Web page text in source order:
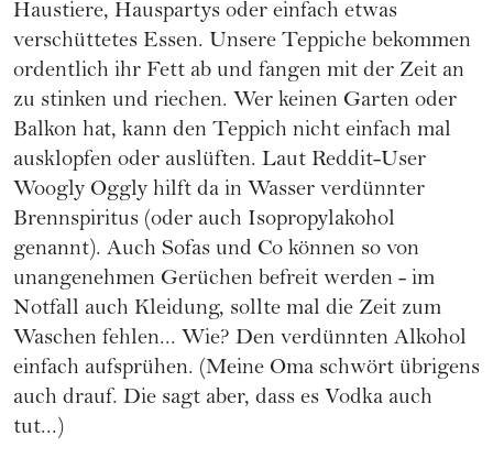
Haustiere, Hauspartys oder einfach etwas
verschüttetes Essen. Unsere Teppiche bekommen
ordentlich ihr Fett ab und fangen mit der Zeit an
zu stinken und riechen. Wer keinen Garten oder
Balkon hat, kann den Teppich nicht einfach mal
ausklopfen oder auslüften. Laut Reddit-User
Woogly Oggly hilft da in Wasser verdünnter
Brennspiritus (oder auch Isopropylakohol
genannt). Auch Sofas und Co können so von
unangenehmen Gerüchen befreit werden - im
Notfall auch Kleidung, sollte mal die Zeit zum
Waschen fehlen... Wie? Den verdünnten Alkohol
einfach aufsprühen. (Meine Oma schwört übrigens
auch drauf. Die sagt aber, dass es Vodka auch
tut...)